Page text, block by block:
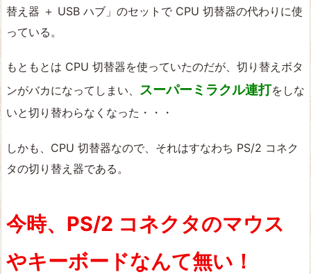
替え器 ＋ USB ハブ」のセットで CPU 切替器の代わりに使
っている。
もともとは CPU 切替器を使っていたのだが、切り替えボタ
ンがバカになってしまい、 スーパーミラクル連打をしな
いと切り替わらなくなった・・・
しかも、CPU 切替器なので、それはすなわち PS/2 コネク
タの切り替え器である。
今時、PS/2 コネクタのマウス
やキーボードなんて無い！